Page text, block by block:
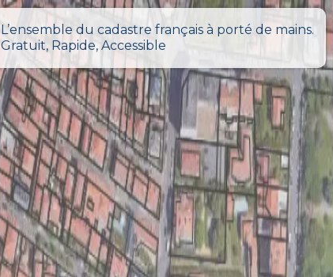
L’ensemble du cadastre français à porté de mains.
Gratuit, Rapide, Accessible